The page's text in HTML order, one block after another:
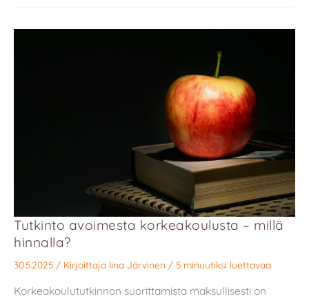
Tutkinto avoimesta korkeakoulusta – millä
hinnalla?
30.5.2025 / Kirjoittaja Iina Järvinen / 5 minuutiksi luettavaa
Korkeakoulututkinnon suorittamista maksullisesti on